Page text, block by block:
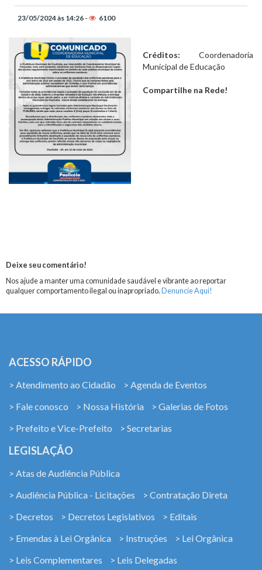
23/05/2024 às 14:26 - 6100
Créditos: Coordenadoria
Municipal de Educação
Compartilhe na Rede!
Deixe seu comentário!
Nos ajude a manter uma comunidade saudável e vibrante ao reportar
qualquer comportamento ilegal ou inapropriado. Denuncie Aqui!
ACESSO RÁPIDO
> Atendimento ao Cidadão
> Agenda de Eventos
> Fale conosco
> Nossa História
> Galerias de Fotos
> Prefeito e Vice-Prefeito
> Secretarias
LEGISLAÇÃO
> Atas de Audiência Pública
> Audiência Pública - Licitações
> Contratação Direta
> Decretos
> Decretos Legislativos
> Editais
> Emendas à Lei Orgânica
> Instruções
> Lei Orgânica
> Leis Complementares
> Leis Delegadas